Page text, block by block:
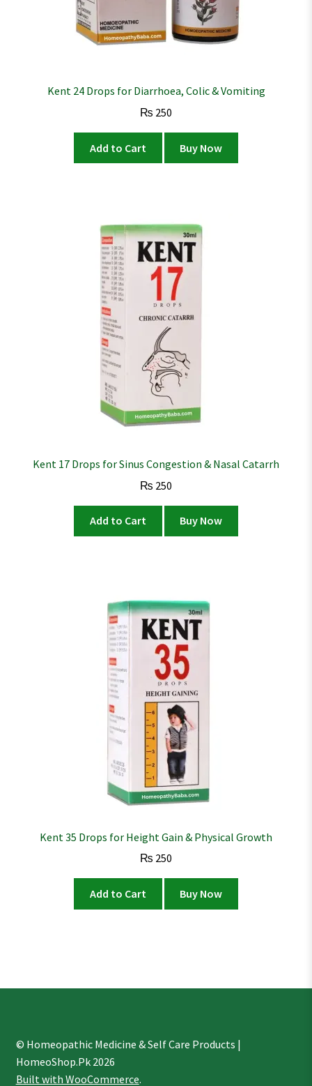
Kent 24 Drops for Diarrhoea, Colic & Vomiting
₨ 250
Add to Cart Buy Now
Kent 17 Drops for Sinus Congestion & Nasal Catarrh
₨ 250
Add to Cart Buy Now
Kent 35 Drops for Height Gain & Physical Growth
₨ 250
Add to Cart Buy Now
© Homeopathic Medicine & Self Care Products |
HomeoShop.Pk 2026
Built with WooCommerce.